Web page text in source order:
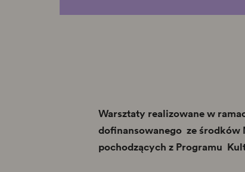
Warsztaty realizowane w
dofinansowanego ze
pochodzących z Programu